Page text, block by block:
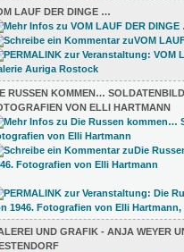
LAUF DER DINGE …
RUSSEN KOMMEN…
VON ELLI HARTMANN
UND GRAFIK - ANJA WEYER